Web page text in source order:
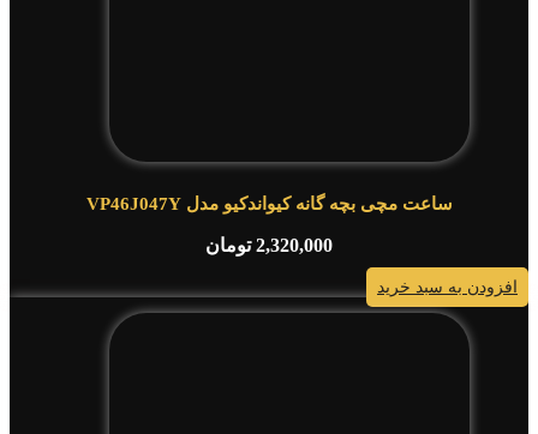
ساعت مچی بچه گانه کیواندکیو مدل VP46J047Y
2,320,000 تومان
افزودن به سبد خرید